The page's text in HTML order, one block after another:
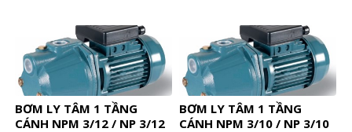
BƠM LY TÂM 1 TẦNG
CÁNH NPM 3/12 / NP 3/12
BƠM LY TÂM 1 TẦNG
CÁNH NPM 3/10 / NP 3/10